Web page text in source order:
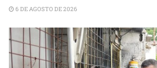
6 DE AGOSTO DE 2026